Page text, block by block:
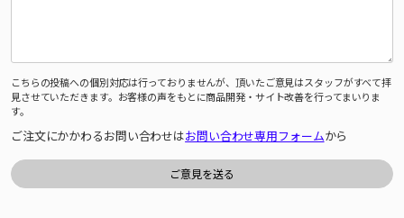
こちらの投稿への個別対応は行っておりませんが、頂いたご意見はスタッフがすべて拝
見させていただきます。お客様の声をもとに商品開発・サイト改善を行ってまいりま
す。
ご注文にかかわるお問い合わせはお問い合わせ専用フォームから